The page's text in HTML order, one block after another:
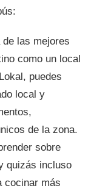
las mejores
como un local
puedes
local y
de la zona.
sobre
quizás incluso
cocinar más